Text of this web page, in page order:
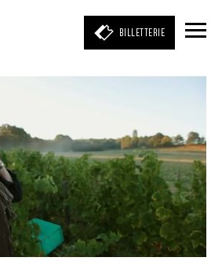
BILLETTERIE
événement)